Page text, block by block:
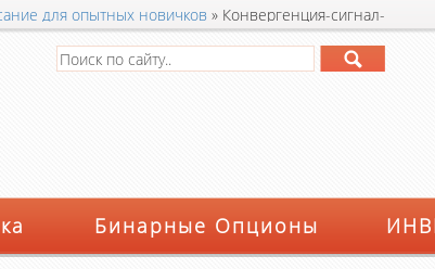
для опытных новичков » Конвергенция-сигнал-
Бинарные Опционы